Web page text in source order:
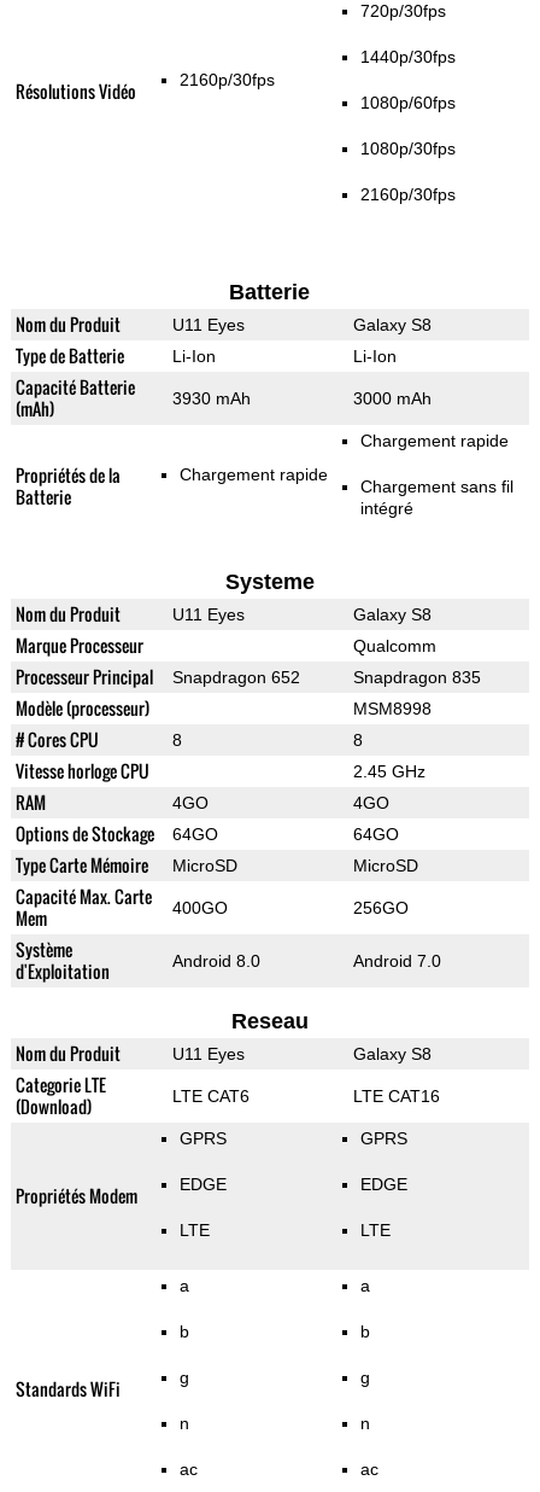
Résolutions Vidéo 2160p/30fps
720p/30fps
1440p/30fps
1080p/60fps
1080p/30fps
2160p/30fps
Batterie
Nom du Produit U11 Eyes Galaxy S8
Type de Batterie Li-Ion Li-Ion
Capacité Batterie
(mAh)
3930 mAh 3000 mAh
Propriétés de la
Batterie
Chargement rapide
Chargement rapide
Chargement sans fil
intégré
Systeme
Nom du Produit U11 Eyes Galaxy S8
Marque Processeur Qualcomm
Processeur Principal Snapdragon 652 Snapdragon 835
Modèle (processeur) MSM8998
# Cores CPU 8 8
Vitesse horloge CPU 2.45 GHz
RAM 4GO 4GO
Options de Stockage 64GO 64GO
Type Carte Mémoire MicroSD MicroSD
Capacité Max. Carte
Mem
400GO 256GO
Système
d'Exploitation
Android 8.0 Android 7.0
Reseau
Nom du Produit U11 Eyes Galaxy S8
Categorie LTE
(Download)
LTE CAT6 LTE CAT16
Propriétés Modem
GPRS
EDGE
LTE
GPRS
EDGE
LTE
Standards WiFi
a
b
g
n
ac
a
b
g
n
ac